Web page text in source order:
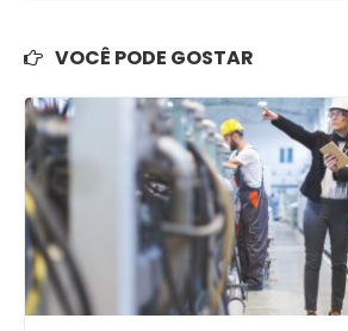
VOCÊ PODE GOSTAR